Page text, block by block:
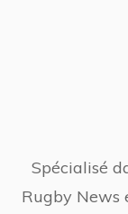
Spécialisé
Rugby News